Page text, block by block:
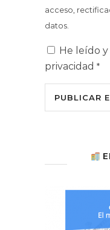
acceso,
datos.
He leído
privacidad *